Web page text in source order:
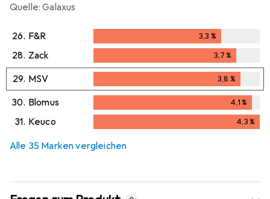
Quelle: Galaxus
26. F&R 3,3 %
28. Zack 3,7%
3,7%
29. MSV 3,8 %
3,8%
30. Blomus 4,1%
4,1%
31. Keuco 4,3%
Alle 35 Marken vergleichen